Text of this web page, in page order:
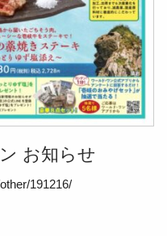
お知らせ
191216/